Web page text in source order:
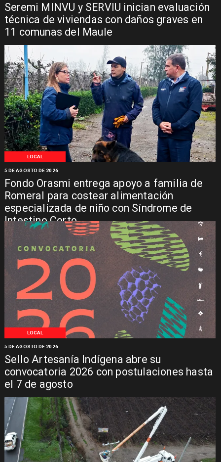
Seremi MINVU y SERVIU inician evaluación
técnica de viviendas con daños graves en
11 comunas del Maule
LOCAL
Fondo Orasmi entrega apoyo a familia de
Romeral para costear alimentación
especializada de niño con Síndrome de
Intestino Corto
5 DE AGOSTO DE 2026
LOCAL
Sello Artesanía Indígena abre su
convocatoria 2026 con postulaciones hasta
el 7 de agosto
5 DE AGOSTO DE 2026